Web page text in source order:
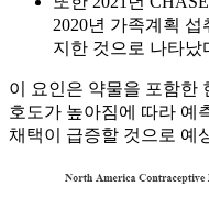
2020년 가족계획
지한 것으로 나타났
이 요인은 약물을 포함한
호도가 높아짐에 따라 예
채택이 급증할 것으로 예